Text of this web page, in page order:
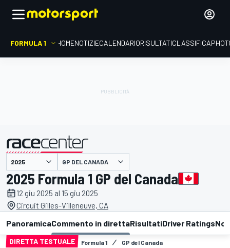
FORMULA 1 HOMENOTIZIECALENDARIORISULTATICLASSIFICA
GP DEL CANADA
2025 Formula 1 GP del Canada
12 giu 2025 al 15 giu 2025
Circuit Gilles-Villeneuve, CA
PanoramicaCommento in direttaRisultatiDriver Ratings
DIRETTA TESTUALE Formula 1 GP del Canada